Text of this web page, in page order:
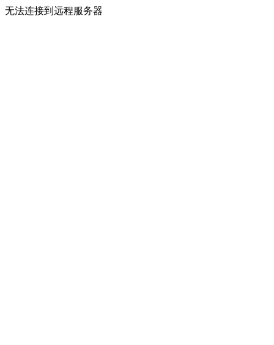
无法连接到远程服务器